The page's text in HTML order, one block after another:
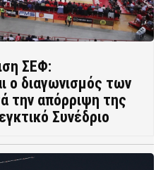
ΣΕΦ:
ο διαγωνισμός των
την απόρριψη της
Συνέδριο